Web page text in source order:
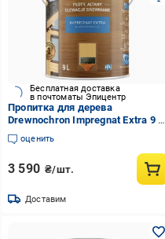
Бесплатная доставка
в почтоматы Эпицентр
Пропитка для дерева
Drewnochron Impregnat Extra 9 л
Серый (2790731997)
оценить
3 590 ₴/шт.
Доставим